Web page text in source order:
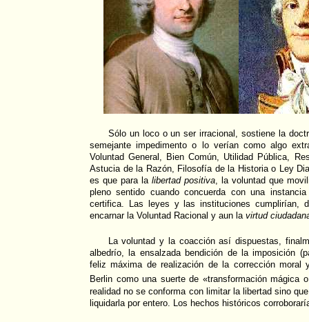
Sólo un loco o un ser irracional, sostiene la
semejante impedimento o lo verían como algo
Voluntad General, Bien Común, Utilidad Pública,
Astucia de la Razón, Filosofía de la Historia o Ley
es que para la libertad positiva, la voluntad que
pleno sentido cuando concuerda con una
certifica. Las leyes y las instituciones cumplirían,
encarnar la Voluntad Racional y aun la virtud
La voluntad y la coacción así dispuestas,
albedrío, la ensalzada bendición de la imposición
feliz máxima de realización de la corrección moral
Berlin como una suerte de «transformación mágica
realidad no se conforma con limitar la libertad sino
liquidarla por entero. Los hechos históricos